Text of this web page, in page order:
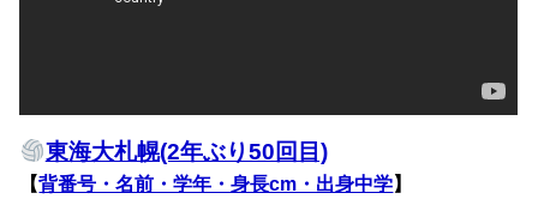
東海大札幌(2年ぶり50回目)
【背番号・名前・学年・身長cm・出身中学】